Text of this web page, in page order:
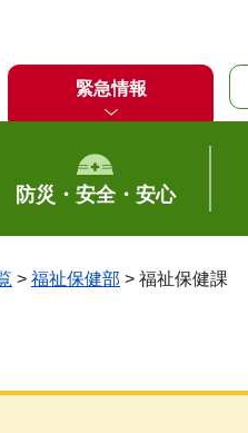
緊急情報
防災・安全・安心
> 福祉保健部 > 福祉保健課